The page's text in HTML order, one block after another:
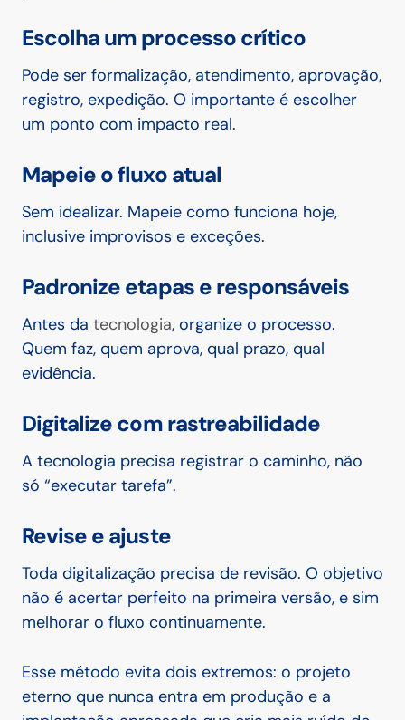
Escolha um processo crítico
Pode ser formalização, atendimento, aprovação,
registro, expedição. O importante é escolher
um ponto com impacto real.
Mapeie o fluxo atual
Sem idealizar. Mapeie como funciona hoje,
inclusive improvisos e exceções.
Padronize etapas e responsáveis
Antes da tecnologia, organize o processo.
Quem faz, quem aprova, qual prazo, qual
evidência.
Digitalize com rastreabilidade
A tecnologia precisa registrar o caminho, não
só “executar tarefa”.
Revise e ajuste
Toda digitalização precisa de revisão. O objetivo
não é acertar perfeito na primeira versão, e sim
melhorar o fluxo continuamente.
Esse método evita dois extremos: o projeto
eterno que nunca entra em produção e a